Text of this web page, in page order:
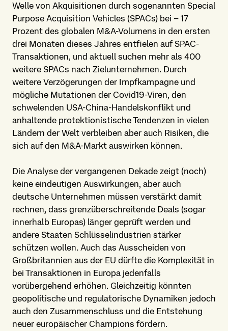
Welle von Akquisitionen durch sogenannten Special
Purpose Acquisition Vehicles (SPACs) bei – 17
Prozent des globalen M&A-Volumens in den ersten
drei Monaten dieses Jahres entfielen auf SPAC-
Transaktionen, und aktuell suchen mehr als 400
weitere SPACs nach Zielunternehmen. Durch
weitere Verzögerungen der Impfkampagne und
mögliche Mutationen der Covid19-Viren, den
schwelenden USA-China-Handelskonflikt und
anhaltende protektionistische Tendenzen in vielen
Ländern der Welt verbleiben aber auch Risiken, die
sich auf den M&A-Markt auswirken können.
Die Analyse der vergangenen Dekade zeigt (noch)
keine eindeutigen Auswirkungen, aber auch
deutsche Unternehmen müssen verstärkt damit
rechnen, dass grenzüberschreitende Deals (sogar
innerhalb Europas) länger geprüft werden und
andere Staaten Schlüsselindustrien stärker
schützen wollen. Auch das Ausscheiden von
Großbritannien aus der EU dürfte die Komplexität in
bei Transaktionen in Europa jedenfalls
vorübergehend erhöhen. Gleichzeitig könnten
geopolitische und regulatorische Dynamiken jedoch
auch den Zusammenschluss und die Entstehung
neuer europäischer Champions fördern.